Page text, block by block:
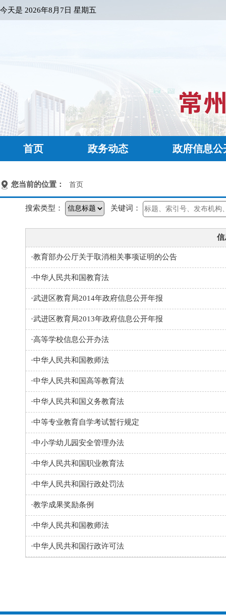
今天是 2026年8月7日 星期五
首页 政务动态 政府信息公
您当前的位置： 首页
搜索类型： 关键词：
信
·教育部办公厅关于取消相关事项证明的公告
·中华人民共和国教育法
·武进区教育局2014年政府信息公开年报
·武进区教育局2013年政府信息公开年报
·高等学校信息公开办法
·中华人民共和国教师法
·中华人民共和国高等教育法
·中华人民共和国义务教育法
·中等专业教育自学考试暂行规定
·中小学幼儿园安全管理办法
·中华人民共和国职业教育法
·中华人民共和国行政处罚法
·教学成果奖励条例
·中华人民共和国教师法
·中华人民共和国行政许可法